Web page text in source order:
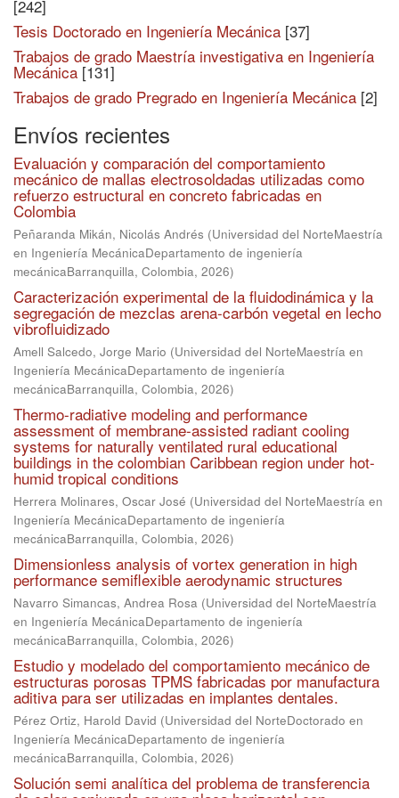
[242]
Tesis Doctorado en Ingeniería Mecánica [37]
Trabajos de grado Maestría investigativa en Ingeniería
Mecánica [131]
Trabajos de grado Pregrado en Ingeniería Mecánica [2]
Envíos recientes
Evaluación y comparación del comportamiento
mecánico de mallas electrosoldadas utilizadas como
refuerzo estructural en concreto fabricadas en
Colombia
Peñaranda Mikán, Nicolás Andrés (Universidad del NorteMaestría
en Ingeniería MecánicaDepartamento de ingeniería
mecánicaBarranquilla, Colombia, 2026)
Caracterización experimental de la fluidodinámica y la
segregación de mezclas arena-carbón vegetal en lecho
vibrofluidizado
Amell Salcedo, Jorge Mario (Universidad del NorteMaestría en
Ingeniería MecánicaDepartamento de ingeniería
mecánicaBarranquilla, Colombia, 2026)
Thermo-radiative modeling and performance
assessment of membrane-assisted radiant cooling
systems for naturally ventilated rural educational
buildings in the colombian Caribbean region under hot-
humid tropical conditions
Herrera Molinares, Oscar José (Universidad del NorteMaestría en
Ingeniería MecánicaDepartamento de ingeniería
mecánicaBarranquilla, Colombia, 2026)
Dimensionless analysis of vortex generation in high
performance semiflexible aerodynamic structures
Navarro Simancas, Andrea Rosa (Universidad del NorteMaestría
en Ingeniería MecánicaDepartamento de ingeniería
mecánicaBarranquilla, Colombia, 2026)
Estudio y modelado del comportamiento mecánico de
estructuras porosas TPMS fabricadas por manufactura
aditiva para ser utilizadas en implantes dentales.
Pérez Ortiz, Harold David (Universidad del NorteDoctorado en
Ingeniería MecánicaDepartamento de ingeniería
mecánicaBarranquilla, Colombia, 2026)
Solución semi analítica del problema de transferencia